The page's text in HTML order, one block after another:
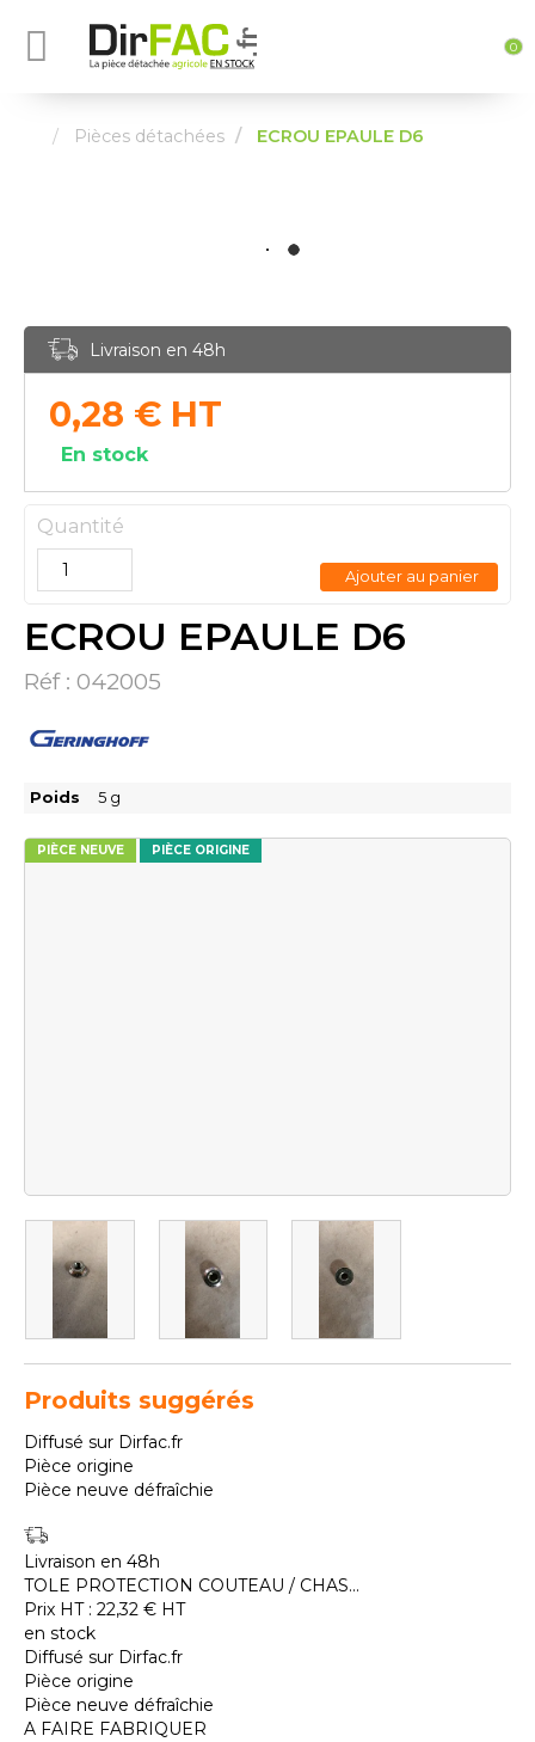
0
Pièces détachées ECROU EPAULE D6
PIÈCE NEUVE PIÈCE ORIGINE
ECROU EPAULE D6
Réf : 042005
Poids 5 g
Livraison en 48h
0,28 € HT
En stock
Quantité
Ajouter au panier
Produits suggérés
Diffusé sur Dirfac.fr
Pièce origine
Pièce neuve défraîchie
Livraison en 48h
TOLE PROTECTION COUTEAU / CHAS...
Prix HT : 22,32 € HT
en stock
Diffusé sur Dirfac.fr
Pièce origine
Pièce neuve défraîchie
A FAIRE FABRIQUER